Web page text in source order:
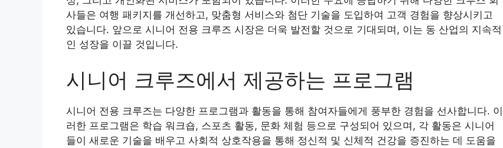
사들은 여행 패키지를 개선하고, 맞춤형 서비스와 첨단 기술을 도입하여 고객 경험을 향상시키고
있습니다. 앞으로 시니어 전용 크루즈 시장은 더욱 발전할 것으로 기대되며, 이는 동 산업의 지속적
인 성장을 이끌 것입니다.
시니어 크루즈에서 제공하는 프로그램
시니어 전용 크루즈는 다양한 프로그램과 활동을 통해 참여자들에게 풍부한 경험을 선사합니다. 이
러한 프로그램은 학습 워크숍, 스포츠 활동, 문화 체험 등으로 구성되어 있으며, 각 활동은 시니어
들이 새로운 기술을 배우고 사회적 상호작용을 통해 정신적 및 신체적 건강을 증진하는 데 도움을